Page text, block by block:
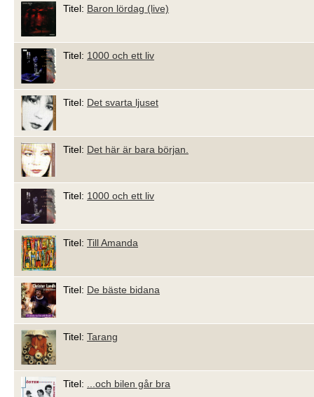
Titel: Baron lördag (live)
Titel: 1000 och ett liv
Titel: Det svarta ljuset
Titel: Det här är bara början.
Titel: 1000 och ett liv
Titel: Till Amanda
Titel: De bäste bidana
Titel: Tarang
Titel: ...och bilen går bra